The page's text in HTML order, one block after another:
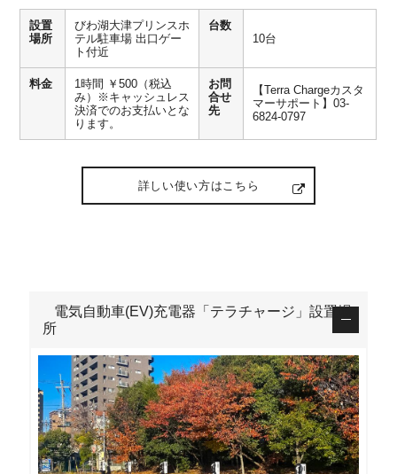
設置
場所
びわ湖大津プリンスホ
テル駐車場 出口ゲー
ト付近
台数
10台
料金
1時間 ￥500（税込
み）※キャッシュレス
決済でのお支払いとな
ります。
お問
合せ
先
【Terra Chargeカスタ
マーサポート】03-
6824-0797
詳しい使い方はこちら
電気自動車(EV)充電器「テラチャージ」設置場
所